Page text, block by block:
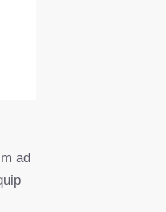
ad